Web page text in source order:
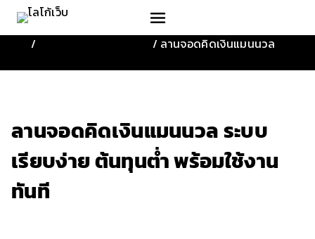
Skip
content
/ / ลานจอดคิดเงินแมนนวล
ลานจอดคิดเงินแมนนวล ระบบ
เรียบง่าย ต้นทุนต่ำ พร้อมใช้งาน
ทันที